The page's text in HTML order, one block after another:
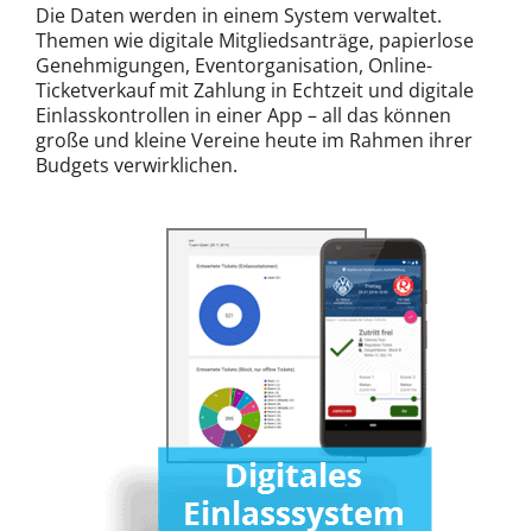
Die Daten werden in einem System verwaltet.
Themen wie digitale Mitgliedsanträge, papierlose
Genehmigungen, Eventorganisation, Online-
Ticketverkauf mit Zahlung in Echtzeit und digitale
Einlasskontrollen in einer App – all das können
große und kleine Vereine heute im Rahmen ihrer
Budgets verwirklichen.